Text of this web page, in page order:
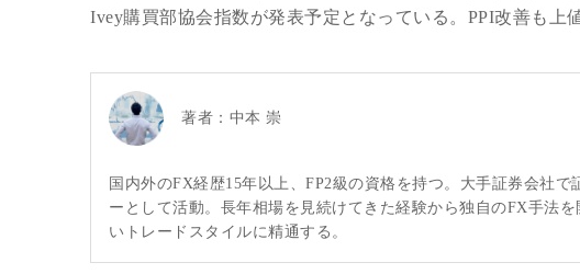
Ivey購買部協会指数が発表予定となっている。PPI改善も上
著者： 中本 崇
国内外のFX経歴15年以上、FP2級の資格を持つ。大手証券会社
ーとして活動。長年相場を見続けてきた経験から独自のFX手法
いトレードスタイルに精通する。